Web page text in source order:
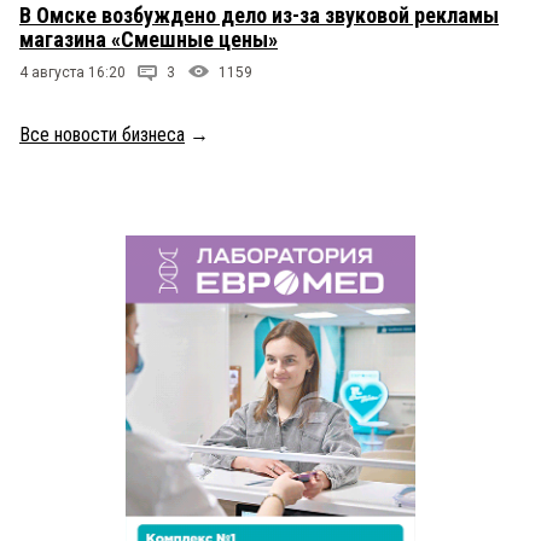
В Омске возбуждено дело из-за звуковой рекламы
магазина «Смешные цены»
4 августа 16:20 3 1159
Все новости бизнеса →